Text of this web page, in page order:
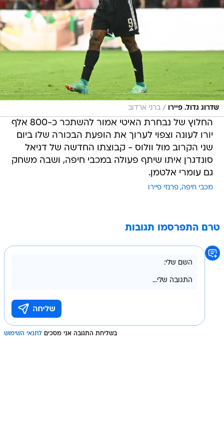
שדרוג גדול. פיירו / ברני ארדוב
החלוץ של נבחרת האיטי אמור להשתכר כ-800 אלף
יורו לעונה וצפוי לערוך את הופעת הבכורה שלו ביום
שני הקרוב מול וולוס - קבוצתו החדשה של דניאל
סונדגרן איתו שיתף פעולה במכבי חיפה, ושבה משחק
גם עומרי אלטמן.
מכבי חיפה פרנזי פיירו
טרם התפרסמו תגובות
בשליחת התגובה אני מסכים לתנאי השימוש